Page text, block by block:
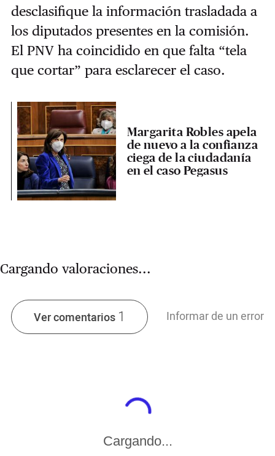
desclasifique la información trasladada a
los diputados presentes en la comisión.
El PNV ha coincidido en que falta “tela
que cortar” para esclarecer el caso.
Margarita Robles apela
de nuevo a la confianza
ciega de la ciudadanía
en el caso Pegasus
Cargando valoraciones...
Ver comentarios 1 Informar de un error
Cargando...